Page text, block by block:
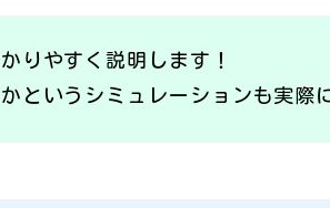
りやすく説明します！
というシミュレーションも実際